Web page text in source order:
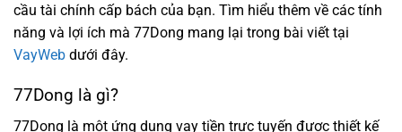
cầu tài chính cấp bách của bạn. Tìm hiểu thêm về các tính
năng và lợi ích mà 77Dong mang lại trong bài viết tại
VayWeb dưới đây.
77Dong là gì?
77Dong là một ứng dụng vay tiền trực tuyến được thiết kế